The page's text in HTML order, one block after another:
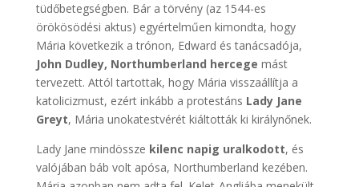
tüdőbetegségben. Bár a törvény (az 1544-es
örökösödési aktus) egyértelműen kimondta, hogy
Mária következik a trónon, Edward és tanácsadója,
John Dudley, Northumberland hercege mást
tervezett. Attól tartottak, hogy Mária visszaállítja a
katolicizmust, ezért inkább a protestáns Lady Jane
Greyt, Mária unokatestvérét kiáltották ki királynőnek.
Lady Jane mindössze kilenc napig uralkodott, és
valójában báb volt apósa, Northumberland kezében.